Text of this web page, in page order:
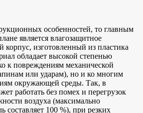
особенностей, то главным
является влагозащитное
изготовленный из пластика
обладает высокой степенью
к повреждениям механической
или ударам), но и ко многим
окружающей среды. Так, в
работать без помех и перегрузок
воздуха (максимально
составляет 100 %), при резких